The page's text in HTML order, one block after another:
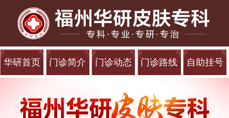
华研首页 门诊简介 门诊动态 门诊路线 自助挂号